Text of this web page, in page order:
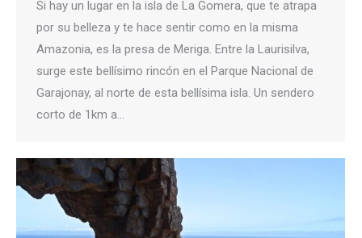
Si hay un lugar en la isla de La Gomera, que te atrapa
por su belleza y te hace sentir como en la misma
Amazonia, es la presa de Meriga. Entre la Laurisilva,
surge este bellísimo rincón en el Parque Nacional de
Garajonay, al norte de esta bellísima isla. Un sendero
corto de 1km a…